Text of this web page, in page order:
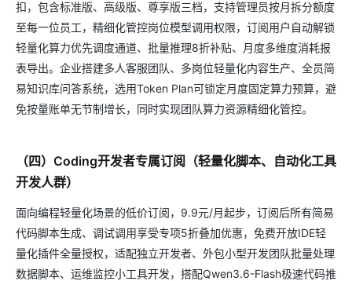
扣，包含标准版、高级版、尊享版三档，支持管理员按月拆分额度
至每一位员工，精细化管控岗位模型调用权限，订阅用户自动解锁
轻量化算力优先调度通道、批量推理8折补贴、月度多维度消耗报
表导出。企业搭建多人客服团队、多岗位轻量化内容生产、全员简
易知识库问答系统，选用Token Plan可锁定月度固定算力预算，避
免按量账单无节制增长，同时实现团队算力资源精细化管控。
（四）Coding开发者专属订阅（轻量化脚本、自动化工具
开发人群）
面向编程轻量化场景的低价订阅，9.9元/月起步，订阅后所有简易
代码脚本生成、调试调用享受专项5折叠加优惠，免费开放IDE轻
量化插件全量授权，适配独立开发者、外包小型开发团队批量处理
数据脚本、运维监控小工具开发，搭配Qwen3.6-Flash极速代码推